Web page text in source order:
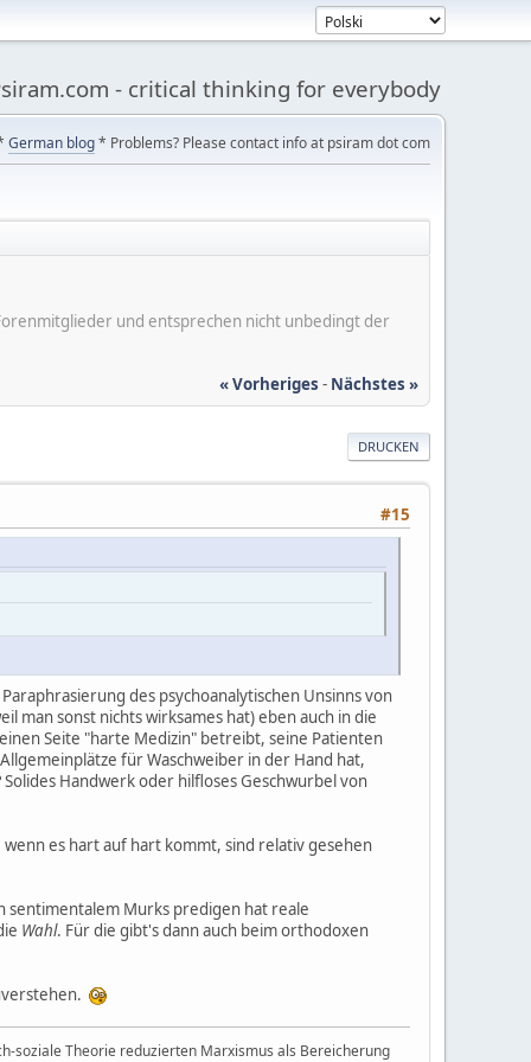
- critical thinking for everybody
German blog* Problems? Please contact info at psiram dot com
und entsprechen nicht unbedingt der
« Vorheriges - Nächstes »
DRUCKEN
#15
des psychoanalytischen Unsinns von
man sonst nichts wirksames hat) eben auch in die
Seite "harte Medizin" betreibt, seine Patienten
für Waschweiber in der Hand hat,
Solides Handwerk oder hilfloses Geschwurbel von
es hart auf hart kommt, sind relativ gesehen
sentimentalem Murks predigen hat reale
Wahl. Für die gibt's dann auch beim orthodoxen
soziale Theorie reduzierten Marxismus als Bereicherung